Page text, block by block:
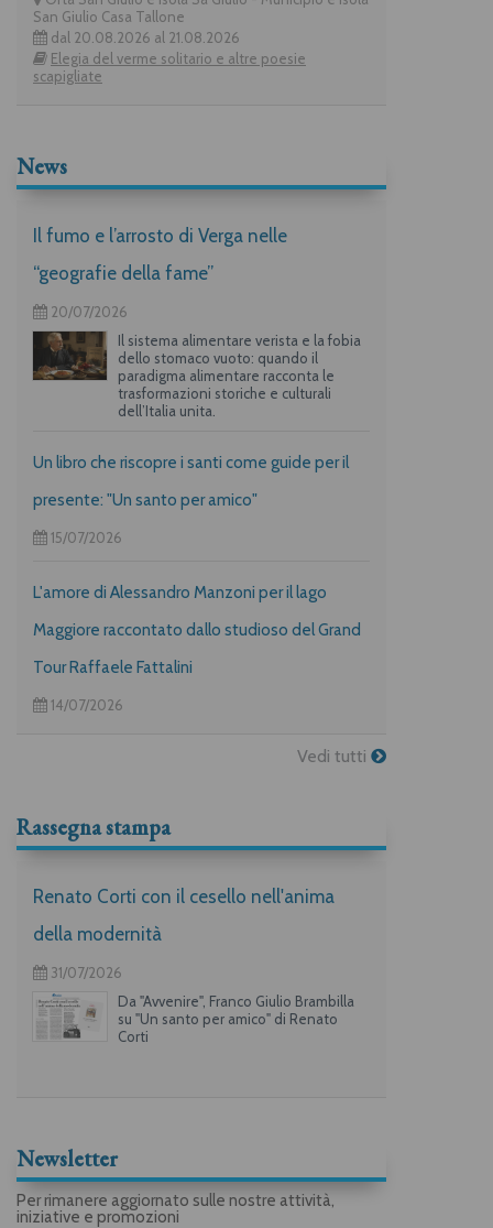
San Giulio Casa Tallone
dal 20.08.2026 al 21.08.2026
Elegia del verme solitario e altre poesie
scapigliate
News
Il fumo e l’arrosto di Verga nelle
“geografie della fame”
20/07/2026
Il sistema alimentare verista e la fobia
dello stomaco vuoto: quando il
paradigma alimentare racconta le
trasformazioni storiche e culturali
dell’Italia unita.
Un libro che riscopre i santi come guide per il
presente: "Un santo per amico"
15/07/2026
L'amore di Alessandro Manzoni per il lago
Maggiore raccontato dallo studioso del Grand
Tour Raffaele Fattalini
14/07/2026
Vedi tutti
Rassegna stampa
Renato Corti con il cesello nell'anima
della modernità
31/07/2026
Da "Avvenire", Franco Giulio Brambilla
su "Un santo per amico" di Renato
Corti
Newsletter
Per rimanere aggiornato sulle nostre attività,
iniziative e promozioni